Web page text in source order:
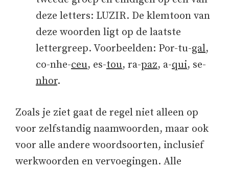
deze letters: LUZIR. De klemtoon van
deze woorden ligt op de laatste
lettergreep. Voorbeelden: Por-tu-gal,
co-nhe-ceu, es-tou, ra-paz, a-qui, se-
nhor.
Zoals je ziet gaat de regel niet alleen op
voor zelfstandig naamwoorden, maar ook
voor alle andere woordsoorten, inclusief
werkwoorden en vervoegingen. Alle